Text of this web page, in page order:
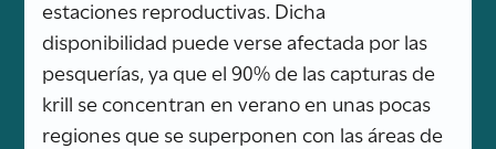
estaciones reproductivas. Dicha
disponibilidad puede verse afectada por las
pesquerías, ya que el 90% de las capturas de
krill se concentran en verano en unas pocas
regiones que se superponen con las áreas de